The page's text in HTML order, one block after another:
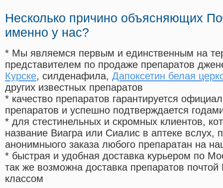
Несколько причино объясняющих
именно у нас?
* Мы являемся первым и единственным на
представителем по продаже препаратов
Курске, силденафила, Дапоксетин белая
других известных препаратов
* качество препаратов гарантируется
препаратов и успешно подтверждается
* для стестинельных и скромных клиентов,
название Виагра или Сиалис в аптеке вслух,
анонимныого заказа любого препаратан на
* быстрая и удобная доставка курьером по
так же возможна доставка препаратов
классом